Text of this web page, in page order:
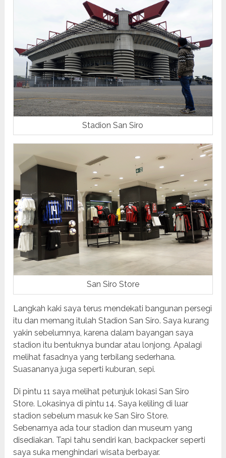
Stadion San Siro
San Siro Store
Langkah kaki saya terus mendekati bangunan persegi
itu dan memang itulah Stadion San Siro. Saya kurang
yakin sebelumnya, karena dalam bayangan saya
stadion itu bentuknya bundar atau lonjong. Apalagi
melihat fasadnya yang terbilang sederhana.
Suasananya juga seperti kuburan, sepi.
Di pintu 11 saya melihat petunjuk lokasi San Siro
Store. Lokasinya di pintu 14. Saya keliling di luar
stadion sebelum masuk ke San Siro Store.
Sebenarnya ada tour stadion dan museum yang
disediakan. Tapi tahu sendiri kan, backpacker seperti
saya suka menghindari wisata berbayar.